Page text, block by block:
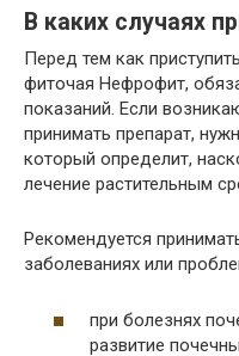
В каких случаях
Перед тем как
фиточая Нефрофит,
показаний. Если
принимать препарат,
который определит,
лечение растительным
Рекомендуется
заболеваниях или
при болезнях
развитие